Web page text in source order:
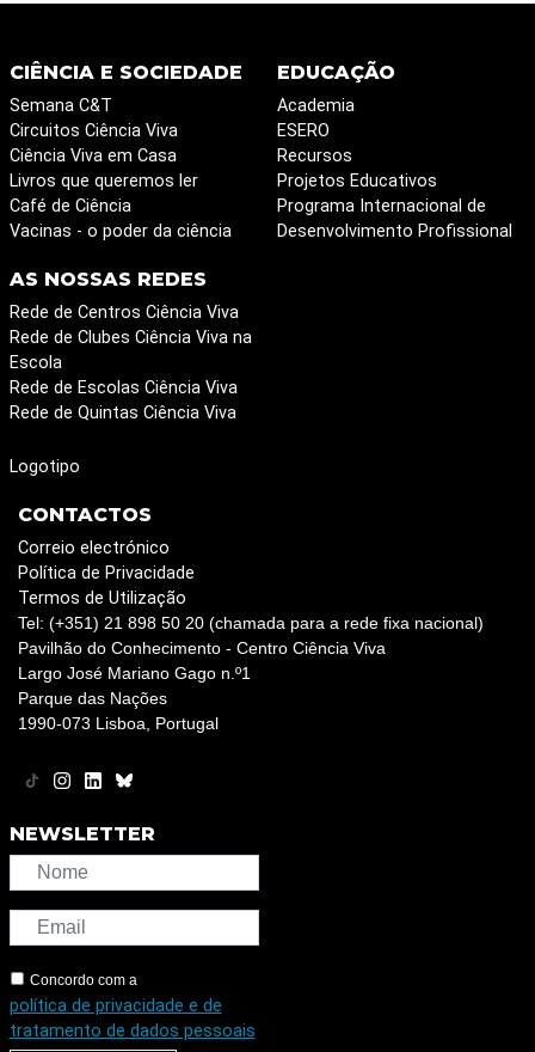
CIÊNCIA E SOCIEDADE
Semana C&T
Circuitos Ciência Viva
Ciência Viva em Casa
Livros que queremos ler
Café de Ciência
Vacinas - o poder da ciência
EDUCAÇÃO
Academia
ESERO
Recursos
Projetos Educativos
Programa Internacional de
Desenvolvimento Profissional
AS NOSSAS REDES
Rede de Centros Ciência Viva
Rede de Clubes Ciência Viva na
Escola
Rede de Escolas Ciência Viva
Rede de Quintas Ciência Viva
Logotipo
CONTACTOS
Correio electrónico
Política de Privacidade
Termos de Utilização
Tel: (+351) 21 898 50 20 (chamada para a rede fixa nacional)
Pavilhão do Conhecimento - Centro Ciência Viva
Largo José Mariano Gago n.º1
Parque das Nações
1990-073 Lisboa, Portugal
NEWSLETTER
Concordo com a
política de privacidade e de
tratamento de dados pessoais